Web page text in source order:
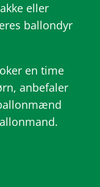
eller
ballondyr
en time
anbefaler